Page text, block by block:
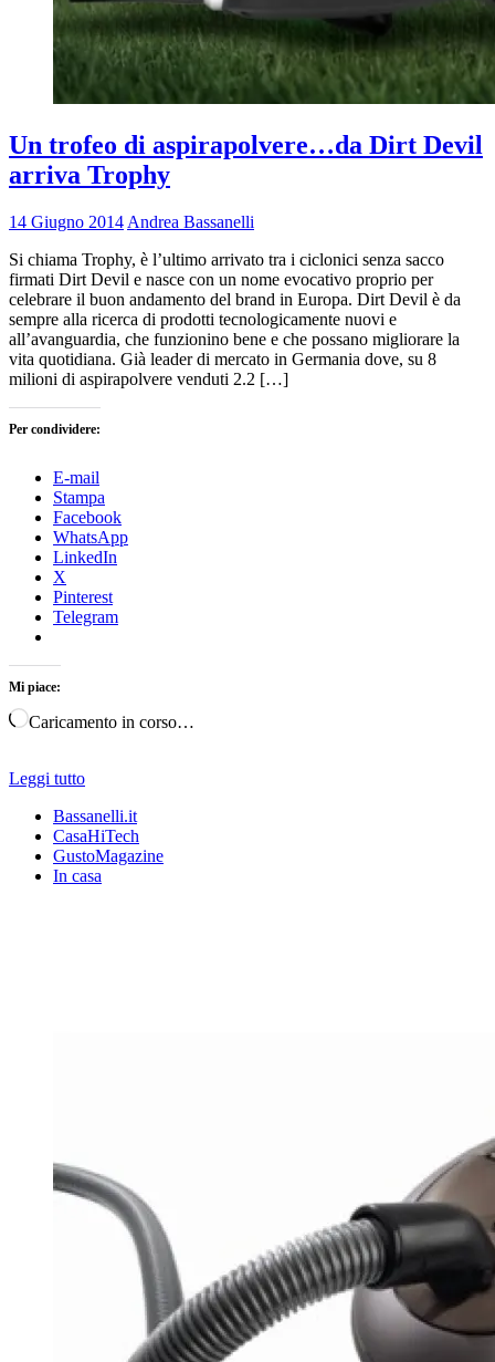
Un trofeo di aspirapolvere…da Dirt Devil
arriva Trophy
14 Giugno 2014 Andrea Bassanelli
Si chiama Trophy, è l’ultimo arrivato tra i ciclonici senza sacco
firmati Dirt Devil e nasce con un nome evocativo proprio per
celebrare il buon andamento del brand in Europa. Dirt Devil è da
sempre alla ricerca di prodotti tecnologicamente nuovi e
all’avanguardia, che funzionino bene e che possano migliorare la
vita quotidiana. Già leader di mercato in Germania dove, su 8
milioni di aspirapolvere venduti 2.2 […]
Per condividere:
E-mail
Stampa
Facebook
WhatsApp
LinkedIn
X
Pinterest
Telegram
Mi piace:
Caricamento in corso…
Leggi tutto
Bassanelli.it
CasaHiTech
GustoMagazine
In casa